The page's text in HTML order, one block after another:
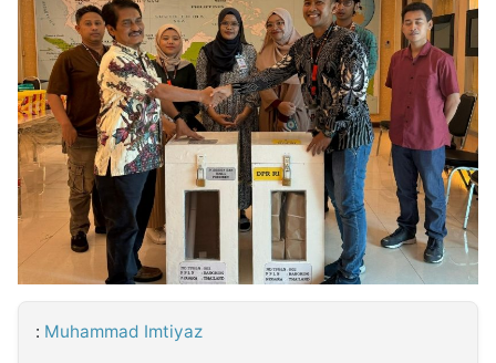
Partner
Insight
NTB
Suara
Time
Lens
IDN
Daily
Jogja
Jalan
Rakyat
Idealita
News
Kita
Notice
Dinamikapost.com
Radar
Baru
Seedbacklink
Follow
Kabarbaru
: Muhammad Imtiyaz